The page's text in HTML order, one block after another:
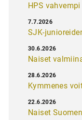
HPS
SJK-
7.7.2026
Naiset
30.6.2026
Kymmenes
28.6.2026
Naiset
22.6.2026